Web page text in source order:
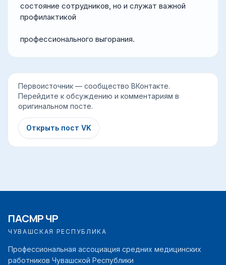
состояние сотрудников, но и служат важной
профилактикой
профессионального выгорания.
Первоисточник — сообщество ВКонтакте.
Перейдите к обсуждению и комментариям в
оригинальном посте.
Открыть пост VK
ПАСМР ЧР
ЧУВАШСКАЯ РЕСПУБЛИКА
Профессиональная ассоциация средних медицинских
работников Чувашской Республики